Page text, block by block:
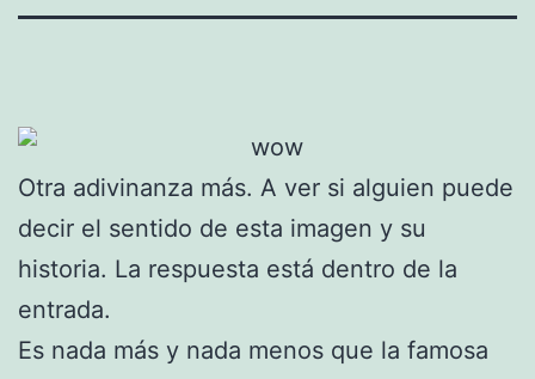
Otra adivinanza más. A ver si alguien puede
decir el sentido de esta imagen y su
historia. La respuesta está dentro de la
entrada.
Es nada más y nada menos que la famosa